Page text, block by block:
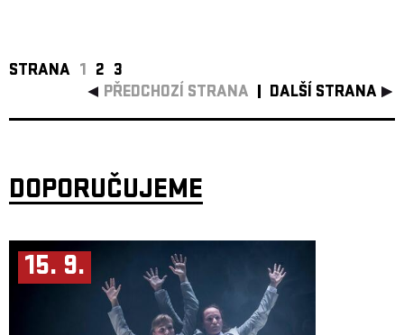
STRANA 1 2 3
PŘEDCHOZÍ STRANA
DALŠÍ STRANA
DOPORUČUJEME
15. 9.